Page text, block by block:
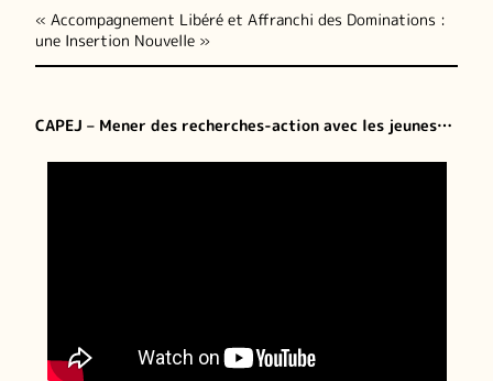
« Accompagnement Libéré et Affranchi des Dominations :
une Insertion Nouvelle »
CAPEJ – Mener des recherches-action avec les jeunes…